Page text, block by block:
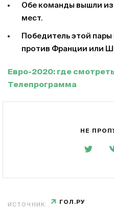
Обе команды вышли из
мест.
Победитель этой пары
против Франции или
Евро-2020: где
Телепрограмма
НЕ
ИСТОЧНИК: ГОЛ.РУ